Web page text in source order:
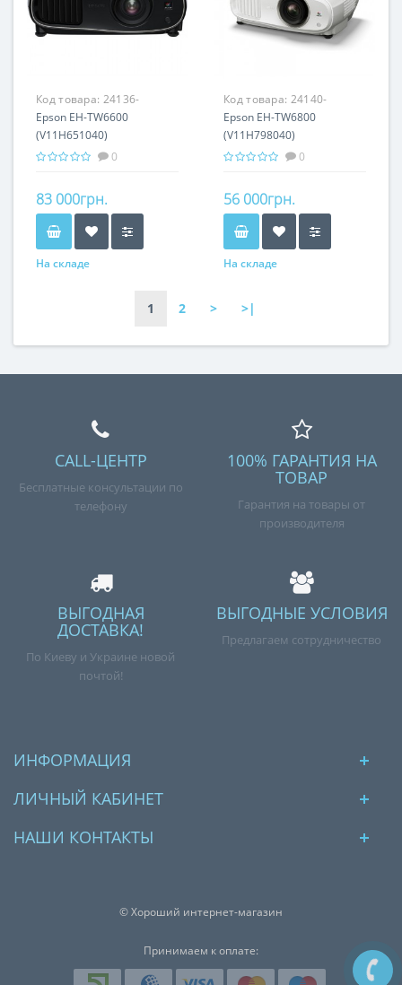
Код товара: 24136-
Epson EH-TW6600
(V11H651040)
0
83 000грн.
На складе
Код товара: 24140-
Epson EH-TW6800
(V11H798040)
0
56 000грн.
На складе
1 2 > >|
CALL-ЦЕНТР
Бесплатные консультации по
телефону
100% ГАРАНТИЯ НА
ТОВАР
Гарантия на товары от
производителя
ВЫГОДНАЯ
ДОСТАВКА!
По Киеву и Украине новой
почтой!
ВЫГОДНЫЕ УСЛОВИЯ
Предлагаем сотрудничество
ИНФОРМАЦИЯ
ЛИЧНЫЙ КАБИНЕТ
НАШИ КОНТАКТЫ
© Хороший интернет-магазин
Принимаем к оплате: